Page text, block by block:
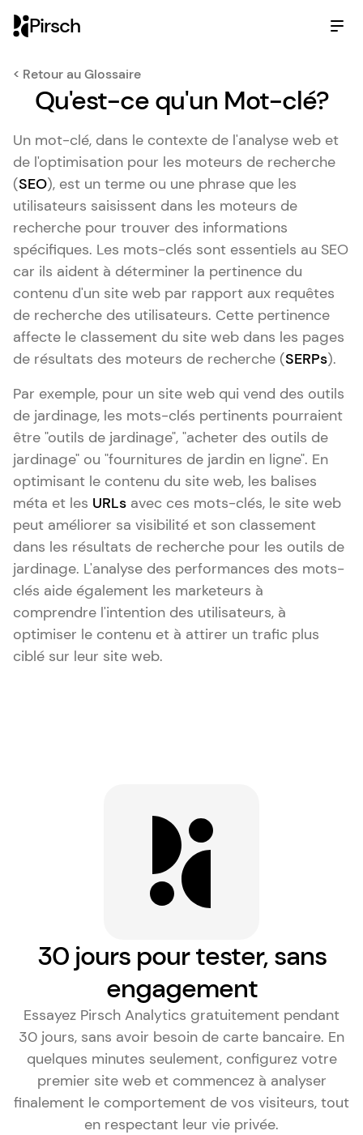
Pirsch
< Retour au Glossaire
Qu'est-ce qu'un Mot-clé?
Un mot-clé, dans le contexte de l'analyse web et
de l'optimisation pour les moteurs de recherche
(SEO), est un terme ou une phrase que les
utilisateurs saisissent dans les moteurs de
recherche pour trouver des informations
spécifiques. Les mots-clés sont essentiels au SEO
car ils aident à déterminer la pertinence du
contenu d'un site web par rapport aux requêtes
de recherche des utilisateurs. Cette pertinence
affecte le classement du site web dans les pages
de résultats des moteurs de recherche (SERPs).
Par exemple, pour un site web qui vend des outils
de jardinage, les mots-clés pertinents pourraient
être "outils de jardinage", "acheter des outils de
jardinage" ou "fournitures de jardin en ligne". En
optimisant le contenu du site web, les balises
méta et les URLs avec ces mots-clés, le site web
peut améliorer sa visibilité et son classement
dans les résultats de recherche pour les outils de
jardinage. L'analyse des performances des mots-
clés aide également les marketeurs à
comprendre l'intention des utilisateurs, à
optimiser le contenu et à attirer un trafic plus
ciblé sur leur site web.
30 jours pour tester, sans
engagement
Essayez Pirsch Analytics gratuitement pendant
30 jours, sans avoir besoin de carte bancaire. En
quelques minutes seulement, configurez votre
premier site web et commencez à analyser
finalement le comportement de vos visiteurs, tout
en respectant leur vie privée.